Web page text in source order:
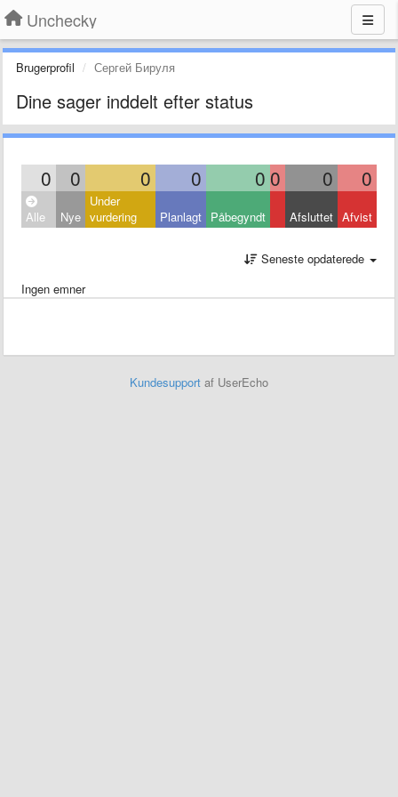
Unchecky
Brugerprofil Сергей Бируля
Dine sager inddelt efter status
0 0 0 0 0 0 0 0
Alle Nye
Under
vurdering
Planlagt Påbegyndt Afsluttet Afvist
Seneste opdaterede
Ingen emner
Kundesupport af UserEcho